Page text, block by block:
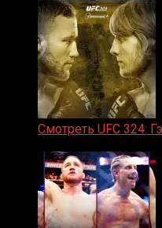
Смотреть UFC 324: